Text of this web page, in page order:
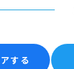
する